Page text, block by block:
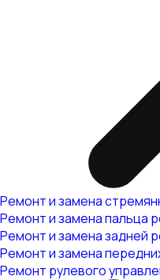
Ремонт и замена
Ремонт и замена пальца
Ремонт и замена задней
Ремонт и замена
Ремонт рулевого